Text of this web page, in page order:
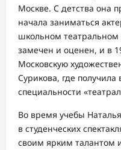
Москве. С детства она
начала заниматься
школьном театральном
замечен и оценен, и в
Московскую
Сурикова, где
специальности
Во время учебы
в студенческих
своим ярким талантом